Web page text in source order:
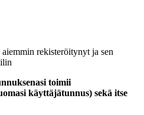
rekisteröitynyt ja sen
toimii
käyttäjätunnus) sekä itse